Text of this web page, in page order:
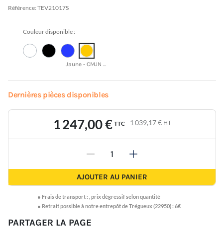
Référence: TEV21017S
Couleur disponible :
Jaune - CMJN 0 21 93 1
Dernières pièces disponibles
1 247,00 € TTC 1 039,17 € HT
- +
AJOUTER AU PANIER
● Frais de transport : prix dégressif selon quantité
● Retrait possible à notre entrepôt de Trégueux (22950) : 6€
PARTAGER LA PAGE